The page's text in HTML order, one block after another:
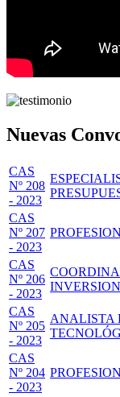
Nuevas
CAS
Nº 208
- 2023
CAS
Nº 207
- 2023
CAS
Nº 206
- 2023
CAS
Nº 205
- 2023
ANALISTA
CAS
Nº 204
- 2023